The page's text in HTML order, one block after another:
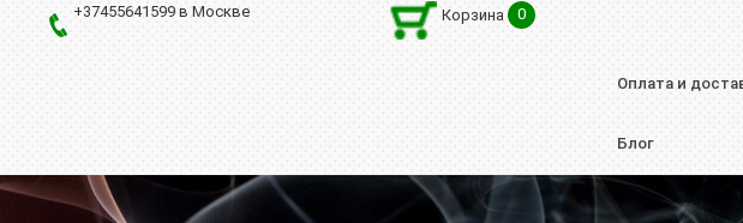
0
Корзина
+37455641599 в Москве
Оплата и
Блог